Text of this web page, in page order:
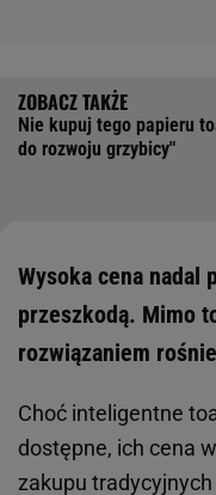
Nie kupuj tego papieru
do rozwoju grzybicy"
Wysoka cena nadal
przeszkodą. Mimo
rozwiązaniem rośnie
Choć inteligentne
dostępne, ich cena
zakupu